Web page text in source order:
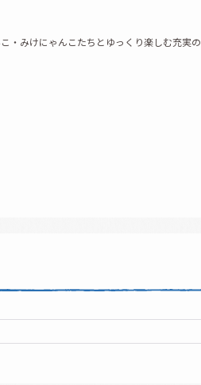
・みけにゃんこたちとゆっくり楽しむ充実の